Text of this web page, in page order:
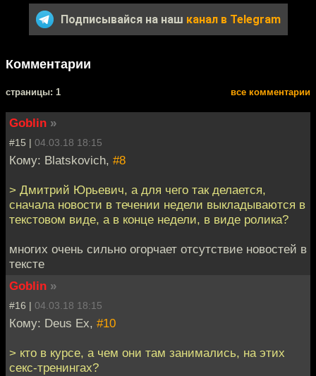
Подписывайся на наш канал в Telegram
Комментарии
cтраницы: 1 все комментарии
Goblin »
#15 | 04.03.18 18:15
Кому: Blatskovich, #8
> Дмитрий Юрьевич, а для чего так делается,
сначала новости в течении недели выкладываются в
текстовом виде, а в конце недели, в виде ролика?
многих очень сильно огорчает отсутствие новостей в
тексте
Goblin »
#16 | 04.03.18 18:15
Кому: Deus Ex, #10
> кто в курсе, а чем они там занимались, на этих
секс-тренингах?